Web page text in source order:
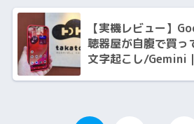
【実機レビュー】
聴器屋が自腹で買
文字起こし/Gemini